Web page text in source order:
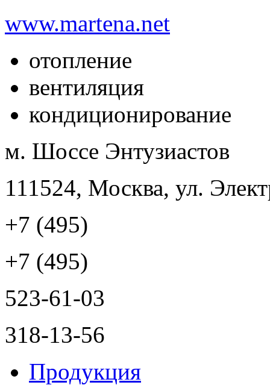
www.martena.net
отопление
вентиляция
кондиционирование
м. Шоссе Энтузиастов
111524, Москва, ул.
+7 (495)
+7 (495)
523-61-03
318-13-56
Продукция